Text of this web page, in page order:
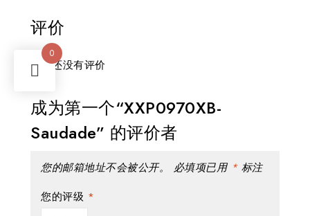
评价
目前还没有评价
成为第一个“XXP0970XB-
Saudade” 的评价者
您的邮箱地址不会被公开。 必填项已用 *标注
您的评级 *
0